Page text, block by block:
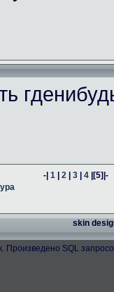
-|1 |2 |3 |4 |[5]|-
skin
Произведено SQL